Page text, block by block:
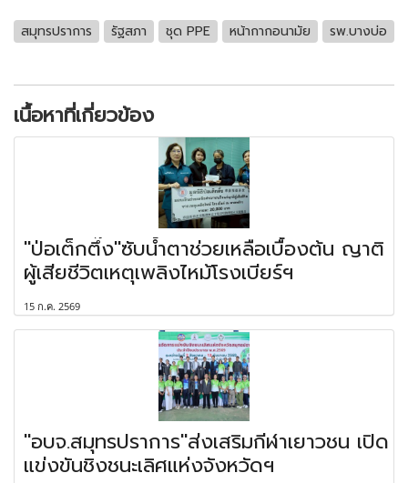
สมุทรปราการ รัฐสภา ชุด PPE หน้ากากอนามัย รพ.บางบ่อ
เนื้อหาที่เกี่ยวข้อง
"ป่อเต็กตึ๊ง"ซับน้ำตาช่วยเหลือเบื้องต้น ญาติ
ผู้เสียชีวิตเหตุเพลิงไหม้โรงเบียร์ฯ
15 ก.ค. 2569
"อบจ.สมุทรปราการ"ส่งเสริมกีฬาเยาวชน เปิด
แข่งขันชิงชนะเลิศแห่งจังหวัดฯ